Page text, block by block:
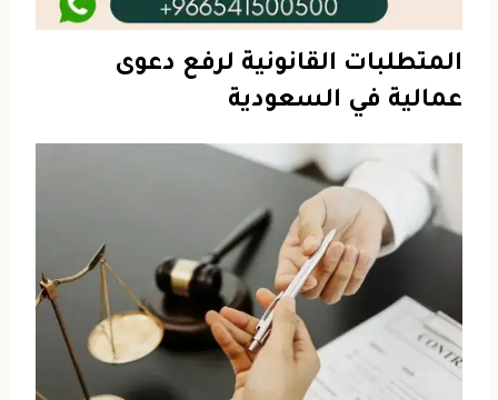
المتطلبات القانونية لرفع دعوى
عمالية في السعودية